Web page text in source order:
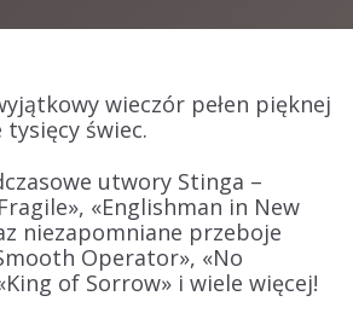
wieczór pełen pięknej
świec.
utwory Stinga –
«Englishman in New
niezapomniane przeboje
Operator», «No
of Sorrow» i wiele więcej!